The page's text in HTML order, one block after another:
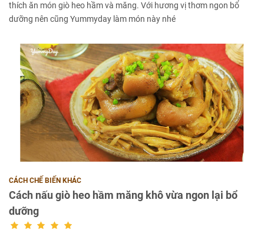
thích ăn món giò heo hầm và măng. Với hương vị thơm ngon bổ
dưỡng nên cũng Yummyday làm món này nhé
CÁCH CHẾ BIẾN KHÁC
Cách nấu giò heo hầm măng khô vừa ngon lại bổ
dưỡng